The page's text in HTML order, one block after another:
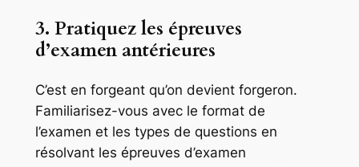
3. Pratiquez les épreuves
d’examen antérieures
C’est en forgeant qu’on devient forgeron.
Familiarisez-vous avec le format de
l’examen et les types de questions en
résolvant les épreuves d’examen